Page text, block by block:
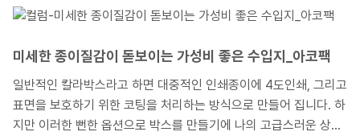
으로 고객이 차별화를 느낄 수 있는 몇 가지 종이를 안내해 드리며
키지가 왜 이 종이를 선정하였는지 설명드리면서, 제작사례를 중심
미세한 종이질감이 돋보이는 가성비 좋은 수입지_아코팩
일반적인 칼라박스라고 하면 대중적인 인쇄종이에 4도인쇄, 그리고
표면을 보호하기 위한 코팅을 처리하는 방식으로 만들어 집니다. 하
지만 이러한 뻔한 옵션으로 박스를 만들기에 나의 고급스러운 상품